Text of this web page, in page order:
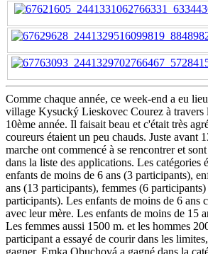
Comme chaque année, ce week-end a eu
village Kysucký Lieskovec Courez à travers
10ème année. Il faisait beau et c'était très
coureurs étaient un peu chauds. Juste avant
marche ont commencé à se rencontrer et
dans la liste des applications. Les catégories
enfants de moins de 6 ans (3 participants),
ans (13 participants), femmes (6 participants)
participants). Les enfants de moins de 6 ans
avec leur mère. Les enfants de moins de 15
Les femmes aussi 1500 m. et les hommes
participant a essayé de courir dans les
gagner. Emka Obuchová a gagné dans la